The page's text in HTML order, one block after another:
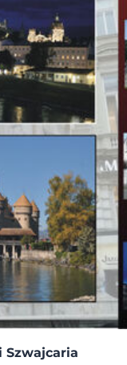
Szwajcaria